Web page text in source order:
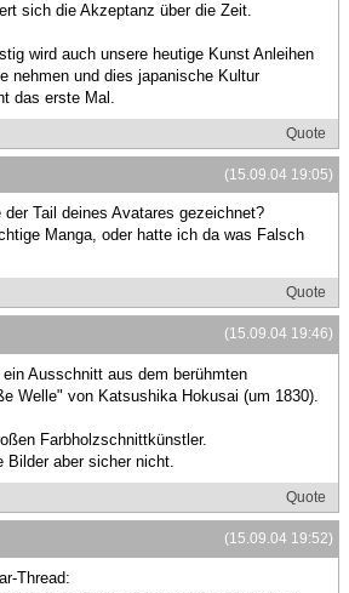
sich die Akzeptanz über die Zeit.
wird auch unsere heutige Kunst Anleihen
nehmen und dies japanische Kultur
das erste Mal.
Quote
(15.09.04 19:05)
der Tail deines Avatares gezeichnet?
Manga, oder hatte ich da was Falsch
Quote
(15.09.04 19:46)
Ausschnitt aus dem berühmten
Welle" von Katsushika Hokusai (um 1830).
Farbholzschnittkünstler.
aber sicher nicht.
Quote
(15.09.04 19:52)
Thread: